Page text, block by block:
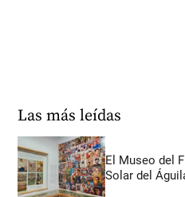
Las más leídas
El Museo del
Solar del